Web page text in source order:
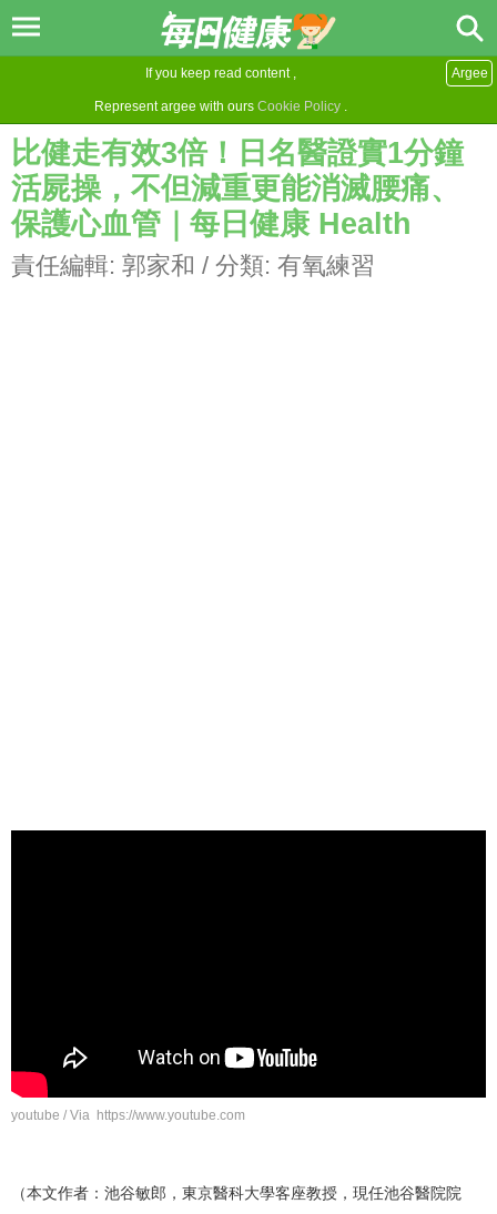
If you keep read content ,
Represent argee with ours Cookie Policy .
Argee
比健走有效3倍！日名醫證實1分鐘
活屍操，不但減重更能消滅腰痛、
保護心血管｜每日健康 Health
責任編輯: 郭家和 / 分類: 有氧練習
youtube / Via https://www.youtube.com
（本文作者：池谷敏郎，東京醫科大學客座教授，現任池谷醫院院